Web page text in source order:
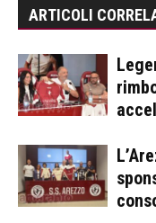
ARTICOLI